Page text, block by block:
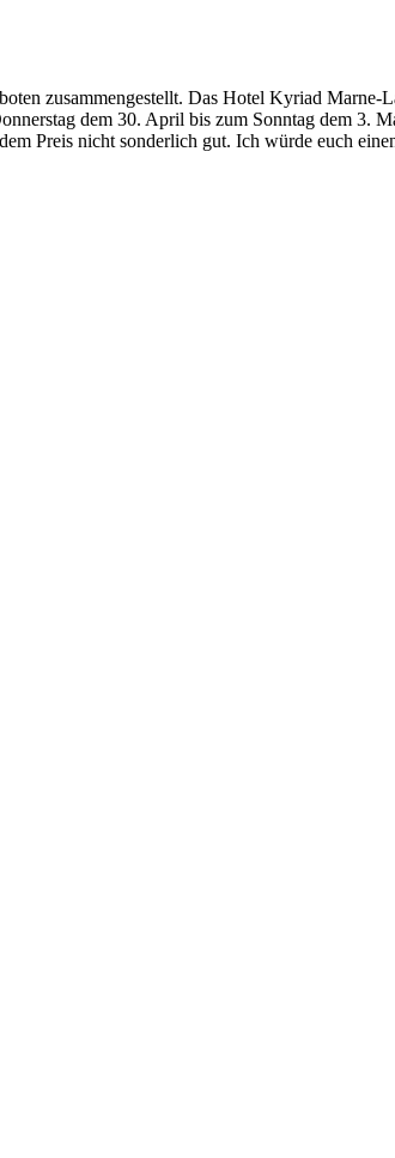
zusammengestellt. Das Hotel Kyriad
dem 30. April bis zum Sonntag dem 3.
Preis nicht sonderlich gut. Ich würde euch